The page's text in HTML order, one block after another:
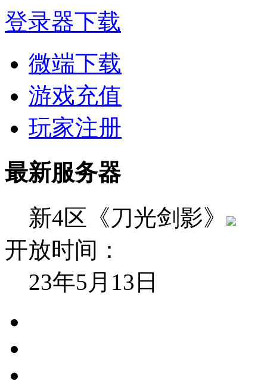
登录器下载
微端下载
游戏充值
玩家注册
最新服务器
新4区《刀光剑影》
开放时间：
23年5月13日